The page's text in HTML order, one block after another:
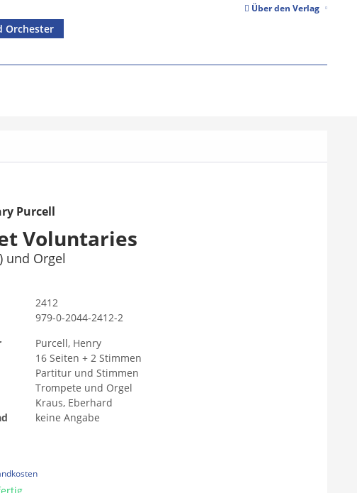
Über den Verlag
Orchester
Purcell
Voluntaries
und Orgel
2412
979-0-2044-2412-2
Purcell, Henry
16 Seiten + 2 Stimmen
Partitur und Stimmen
Trompete und Orgel
Kraus, Eberhard
keine Angabe